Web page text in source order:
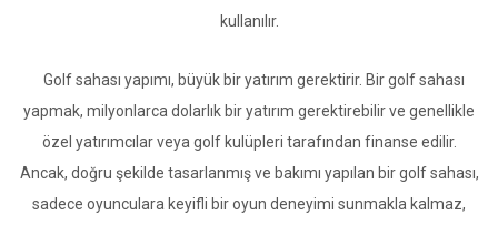
kullanılır.
Golf sahası yapımı, büyük bir yatırım gerektirir. Bir golf sahası
yapmak, milyonlarca dolarlık bir yatırım gerektirebilir ve genellikle
özel yatırımcılar veya golf kulüpleri tarafından finanse edilir.
Ancak, doğru şekilde tasarlanmış ve bakımı yapılan bir golf sahası,
sadece oyunculara keyifli bir oyun deneyimi sunmakla kalmaz,